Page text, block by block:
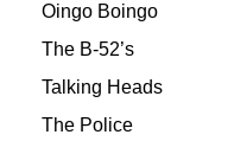
Oingo Boingo
The B-52’s
Talking Heads
The Police